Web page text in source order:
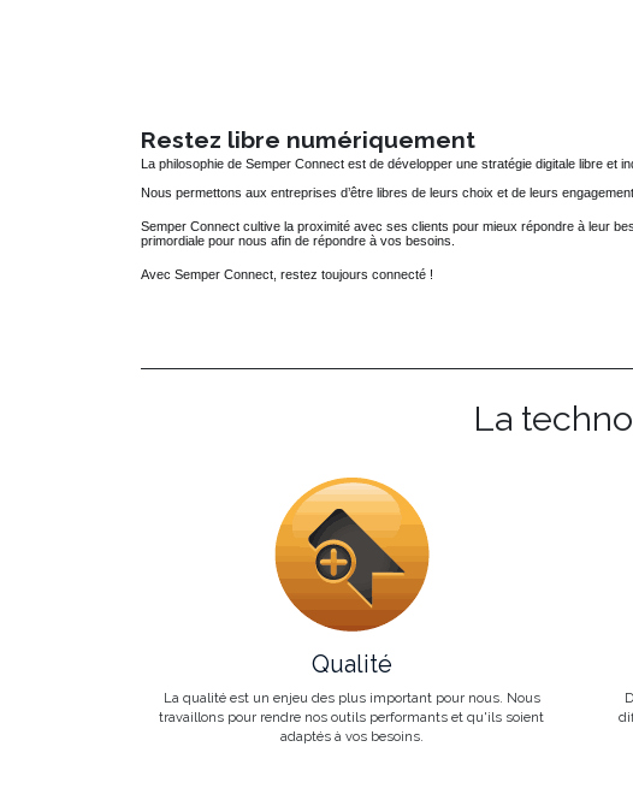
Restez libre numériquement
La philosophie de Semper Connect est de développer une stratégie digitale libre et
Nous permettons aux entreprises d’être libres de leurs choix et de leurs
Semper Connect cultive la proximité avec ses clients pour mieux répondre à leur
primordiale pour nous afin de répondre à vos besoins.
Avec Semper Connect, restez toujours connecté !
La
Qualité
La qualité est un enjeu des plus important pour nous. Nous
travaillons pour rendre nos outils performants et qu'ils soient
adaptés à vos besoins.